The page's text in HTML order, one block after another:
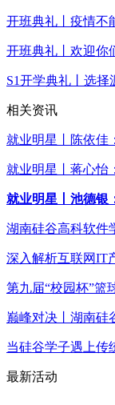
开班典礼丨疫情不
开班典礼丨欢迎你
S1开学典礼丨选择
相关资讯
就业明星丨陈依佳
就业明星丨蒋心怡
就业明星丨池德银
湖南硅谷高科软件
深入解析互联网IT
第九届“校园杯”篮
巅峰对决丨湖南硅
当硅谷学子遇上传
最新活动